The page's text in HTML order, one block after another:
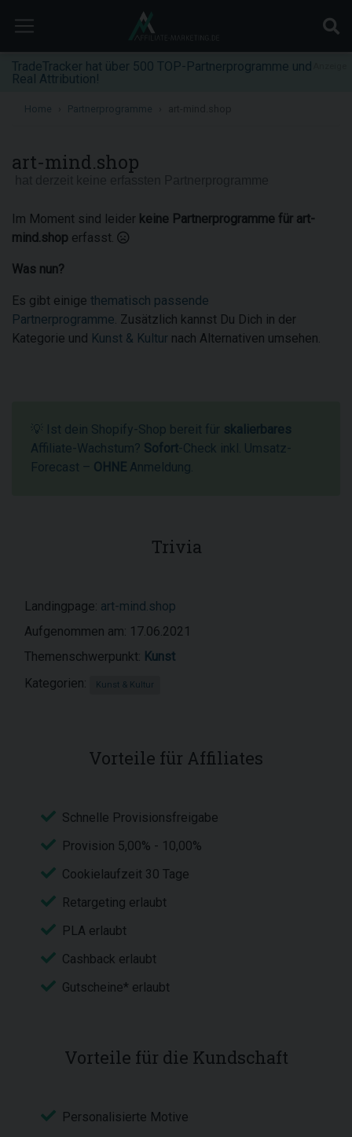
TradeTracker hat über 500 TOP-Partnerprogramme und
Real Attribution!
Home Partnerprogramme
art-mind.shop
Im Moment sind leider keine Partnerprogramme für art-
mind.shop erfasst.
Was nun?
Es gibt einige thematisch passende
Partnerprogramme. Zusätzlich kannst Du Dich in der
Kategorie und Kunst & Kultur nach Alternativen umsehen.
💡 Ist dein Shopify-Shop bereit für skalierbares
Affiliate-Wachstum? Sofort-Check inkl. Umsatz-
Forecast – OHNE Anmeldung.
Trivia
Landingpage: art-mind.shop
Aufgenommen am: 17.06.2021
Themenschwerpunkt: Kunst
Kategorien:
Kunst & Kultur
Vorteile für Affiliates
Schnelle Provisionsfreigabe
Provision 5,00% - 10,00%
Cookielaufzeit 30 Tage
Retargeting erlaubt
PLA erlaubt
Cashback erlaubt
Gutscheine* erlaubt
Vorteile für die Kundschaft
Personalisierte Motive